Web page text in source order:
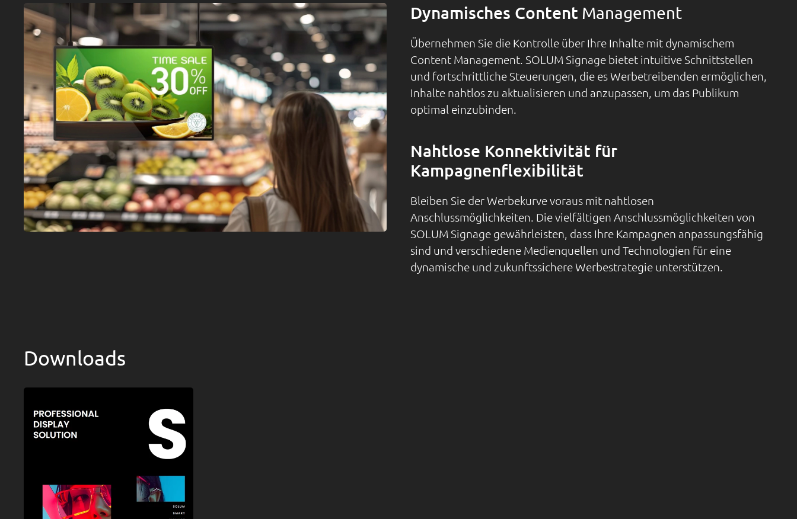
Dynamisches Content Management
Übernehmen Sie die Kontrolle über Ihre Inhalte mit dynamischem
Content Management. SOLUM Signage bietet intuitive Schnittstellen
und fortschrittliche Steuerungen, die es Werbetreibenden ermöglichen,
Inhalte nahtlos zu aktualisieren und anzupassen, um das Publikum
optimal einzubinden.
Nahtlose Konnektivität für
Kampagnenflexibilität
Bleiben Sie der Werbekurve voraus mit nahtlosen
Anschlussmöglichkeiten. Die vielfältigen Anschlussmöglichkeiten von
SOLUM Signage gewährleisten, dass Ihre Kampagnen anpassungsfähig
sind und verschiedene Medienquellen und Technologien für eine
dynamische und zukunftssichere Werbestrategie unterstützen.
Downloads